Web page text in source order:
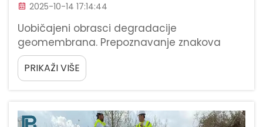
2025-10-14 17:14:44
Uobičajeni obrasci degradacije
geomembrana. Prepoznavanje znakova
habanja poput pukotina, promjene boje i
neravnih površina. Otkrivanje problema s
materijalima geomembrana na vrijeme
habanja. Pukotine...
PRIKAŽI VIŠE